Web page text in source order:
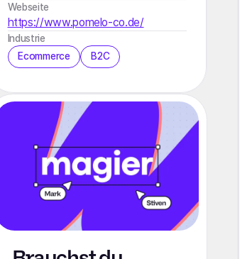
Webseite
https://www.pomelo-co.de/
Industrie
Ecommerce
B2C